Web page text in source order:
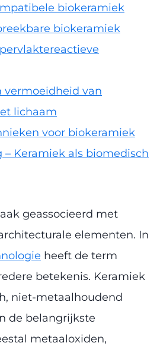
biokeramiek
biokeramiek
vermoeidheid van
lichaam
voor biokeramiek
– Keramiek als biomedisch
geassocieerd met
elementen. In
heeft de term
betekenis. Keramiek
niet-metaalhoudend
de belangrijkste
metaaloxiden,